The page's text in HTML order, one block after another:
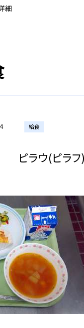
細
給食
ピラウ(ピラ